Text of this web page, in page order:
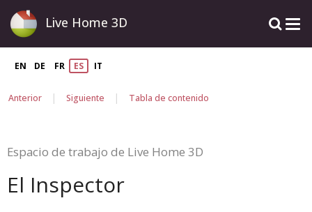
Live Home 3D
EN DE FR ES IT
Anterior | Siguiente | Tabla de contenido
Espacio de trabajo de Live Home 3D
El Inspector